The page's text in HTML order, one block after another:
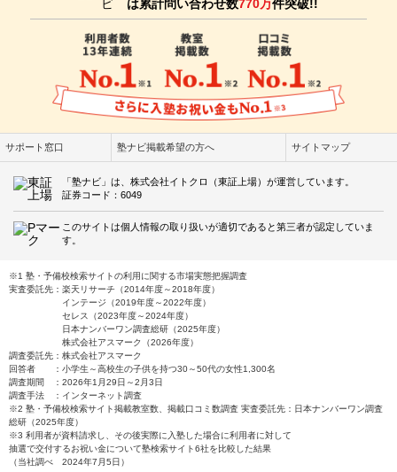
は累計問い合わせ数770万件突破!!
サポート窓口 塾ナビ掲載希望の方へ サイトマップ
「塾ナビ」は、株式会社イトクロ（東証上場）が運営しています。
証券コード：6049
このサイトは個人情報の取り扱いが適切であると第三者が認定していま
す。
※1 塾・予備校検索サイトの利用に関する市場実態把握調査
実査委託先：楽天リサーチ（2014年度～2018年度）
インテージ（2019年度～2022年度）
セレス（2023年度～2024年度）
日本ナンバーワン調査総研（2025年度）
株式会社アスマーク（2026年度）
調査委託先：株式会社アスマーク
回答者 ：小学生～高校生の子供を持つ30～50代の女性1,300名
調査期間 ：2026年1月29日～2月3日
調査手法 ：インターネット調査
※2 塾・予備校検索サイト掲載教室数、掲載口コミ数調査 実査委託先：日本ナンバーワン調査
総研（2025年度）
※3 利用者が資料請求し、その後実際に入塾した場合に利用者に対して
抽選で交付するお祝い金について塾検索サイト6社を比較した結果
（当社調べ 2024年7月5日）